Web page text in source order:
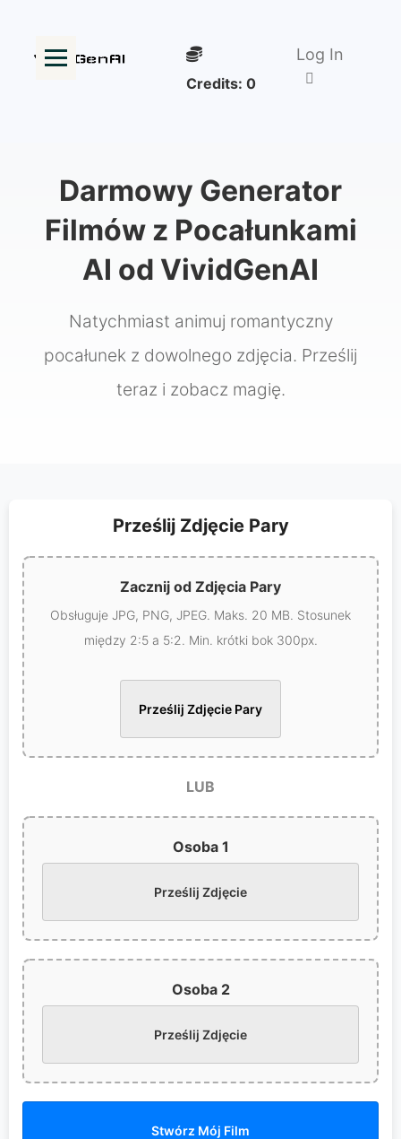
Credits: 0
Log In
Darmowy Generator
Filmów z Pocałunkami
AI od VividGenAI
Natychmiast animuj romantyczny
pocałunek z dowolnego zdjęcia. Prześlij
teraz i zobacz magię.
Prześlij Zdjęcie Pary
Zacznij od Zdjęcia Pary
Obsługuje JPG, PNG, JPEG. Maks. 20 MB. Stosunek
między 2:5 a 5:2. Min. krótki bok 300px.
Prześlij Zdjęcie Pary
LUB
Osoba 1
Prześlij Zdjęcie
Osoba 2
Prześlij Zdjęcie
Stwórz Mój Film